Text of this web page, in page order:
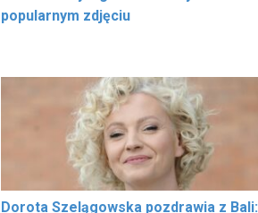
popularnym zdjęciu
Dorota Szelągowska pozdrawia z Bali: